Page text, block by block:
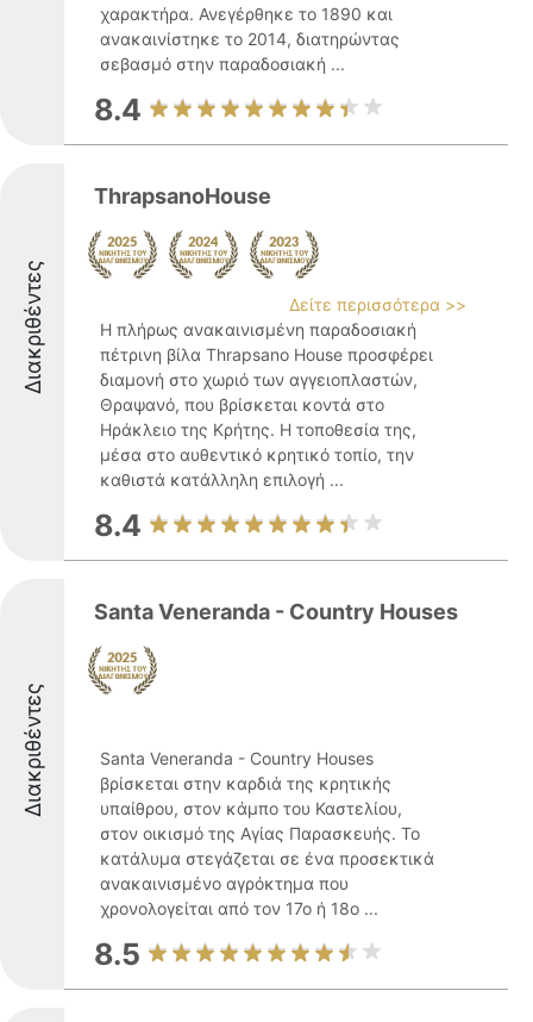
χαρακτήρα. Ανεγέρθηκε το 1890 και
ανακαινίστηκε το 2014, διατηρώντας
σεβασμό στην παραδοσιακή ...
8.4
Διακριθέντες
ThrapsanoHouse
Δείτε περισσότερα >>
Η πλήρως ανακαινισμένη παραδοσιακή
πέτρινη βίλα Thrapsano House προσφέρει
διαμονή στο χωριό των αγγειοπλαστών,
Θραψανό, που βρίσκεται κοντά στο
Ηράκλειο της Κρήτης. Η τοποθεσία της,
μέσα στο αυθεντικό κρητικό τοπίο, την
καθιστά κατάλληλη επιλογή ...
8.4
Διακριθέντες
Santa Veneranda - Country Houses
Santa Veneranda - Country Houses
βρίσκεται στην καρδιά της κρητικής
υπαίθρου, στον κάμπο του Καστελίου,
στον οικισμό της Αγίας Παρασκευής. Το
κατάλυμα στεγάζεται σε ένα προσεκτικά
ανακαινισμένο αγρόκτημα που
χρονολογείται από τον 17ο ή 18ο ...
8.5